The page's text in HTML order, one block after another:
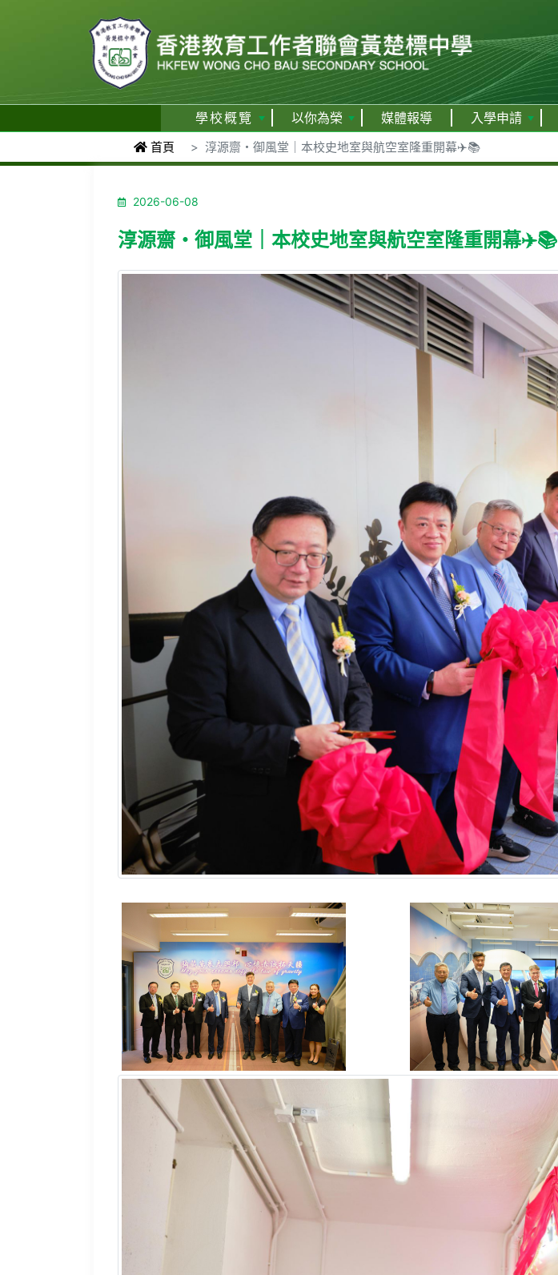
學校概覽 以你為榮 媒體報導 入學申請
首頁 淳源齋・御風堂｜本校史地室與航空室隆重開幕✈️📚
2026-06-08
淳源齋・御風堂｜本校史地室與航空室隆重開幕✈️📚